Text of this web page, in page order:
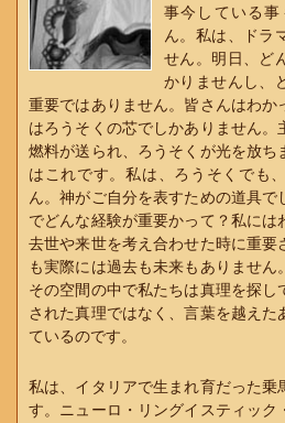
事今している
ん。私は、ドラ
せん。明日、ど
かりませんし、
重要ではありません。皆さんはわか
はろうそくの芯でしかありません。
燃料が送られ、ろうそくが光を放ち
はこれです。私は、ろうそくでも
ん。神がご自分を表すための道具で
でどんな経験が重要かって？私には
去世や来世を考え合わせた時に重要
も実際には過去も未来もありません
その空間の中で私たちは真理を探し
された真理ではなく、言葉を越えた
ているのです。
私は、イタリアで生まれ育だった乗
す。ニューロ・リングイスティック